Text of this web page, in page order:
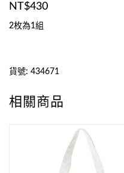
NT$430
2枚為1組
貨號: 434671
相關商品